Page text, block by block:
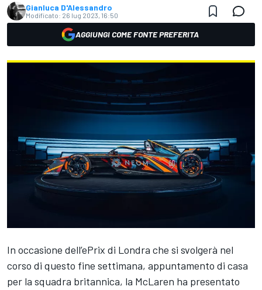
Gianluca D'Alessandro
Modificato: 26 lug 2023, 16:50
AGGIUNGI COME FONTE PREFERITA
In occasione dell’ePrix di Londra che si svolgerà nel
corso di questo fine settimana, appuntamento di casa
per la squadra britannica, la McLaren ha presentato